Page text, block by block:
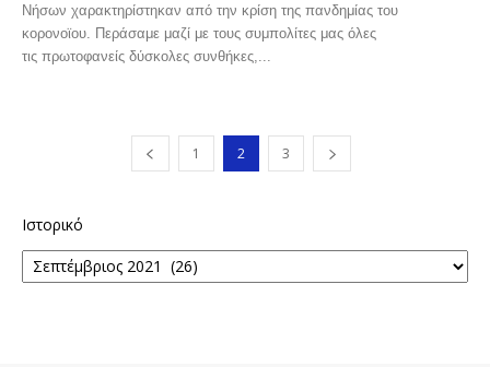
Νήσων χαρακτηρίστηκαν από την κρίση της πανδημίας του
κορονοϊου. Περάσαμε μαζί με τους συμπολίτες μας όλες
τις πρωτοφανείς δύσκολες συνθήκες,...
1 2 3
Ιστορικό